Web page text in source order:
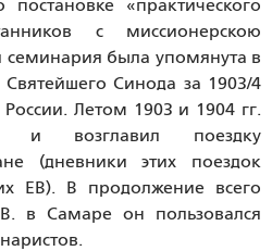
«практического
с миссионерскою
была упомянута в
Синода за 1903/4
Летом 1903 и 1904 гг.
и возглавил поездку
(дневники этих поездок
ЕВ). В продолжение всего
в Самаре он пользовался